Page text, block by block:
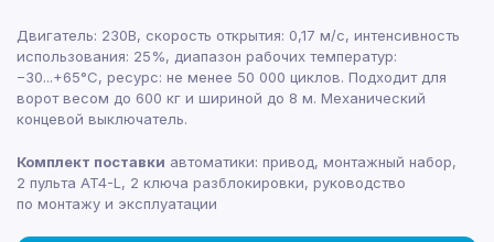
Двигатель: 230В, скорость открытия: 0,17 м/с, интенсивность
использования: 25%, диапазон рабочих температур:
−30...+65°С, ресурс: не менее 50 000 циклов. Подходит для
ворот весом до 600 кг и шириной до 8 м. Механический
концевой выключатель.
Комплект поставки автоматики: привод, монтажный набор,
2 пульта AT4-L, 2 ключа разблокировки, руководство
по монтажу и эксплуатации